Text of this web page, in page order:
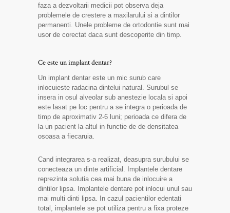
faza a dezvoltarii medicii pot observa deja
problemele de crestere a maxilarului si a dintilor
permanenti. Unele probleme de ortodontie sunt mai
usor de corectat daca sunt descoperite din timp.
Ce este un implant dentar?
Un implant dentar este un mic surub care
inlocuieste radacina dintelui natural. Surubul se
insera in osul alveolar sub anestezie locala si apoi
este lasat pe loc pentru a se integra o perioada de
timp de aproximativ 2-6 luni; perioada ce difera de
la un pacient la altul in functie de de densitatea
osoasa a fiecaruia.
Cand integrarea s-a realizat, deasupra surubului se
conecteaza un dinte artificial. Implantele dentare
reprezinta solutia cea mai buna de inlocuire a
dintilor lipsa. Implantele dentare pot inlocui unul sau
mai multi dinti lipsa. In cazul pacientilor edentati
total, implantele se pot utiliza pentru a fixa proteze